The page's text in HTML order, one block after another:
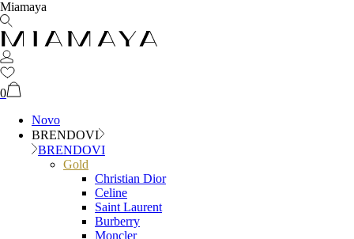
Miamaya
0
Novo
BRENDOVI
BRENDOVI
Gold
Christian Dior
Celine
Saint Laurent
Burberry
Moncler